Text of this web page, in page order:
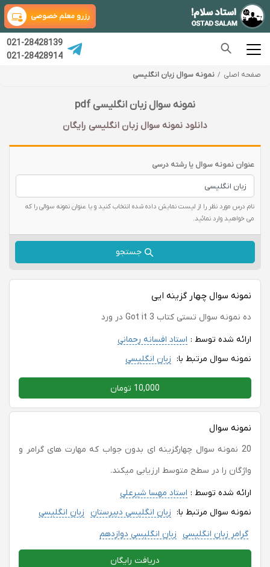
رزرو معلم خصوصی
021-28428139
021-28428914
صفحه اصلی نمونه سوال زبان انگلیسی
نمونه سوال زبان انگلیسی pdf
دانلود نمونه سوال زبان انگلیسی رایگان
عنوان نمونه سوال یا رشته درسی
نام درس مورد نظر را از لیست نمایش داده شده انتخاب کنید و یا عنوان نمونه سوالی را که
می خواهید وارد نمائید.
جستجو
نمونه سوال چهار گزینه ایی
ده نمونه سوال تستی کتاب Got it 3 در ورد
ارائه شده توسط : استاد افسانه رحمانی
نمونه سوال مرتبط با: زبان انگلیسی
10,000 تومان
نمونه سوال
20 نمونه سوال چهارگزینه ای بدون جواب که مهارت های گرامر و
واژگان را در سطح متوسط ارزیابی میکند.
ارائه شده توسط : استاد مهسا شیرعلی
نمونه سوال مرتبط با: زبان انگلیسی دبیرستان
زبان انگلیسی
گرامر زبان انگلیسی
زبان انگلیسی دوازدهم
دریافت رایگان